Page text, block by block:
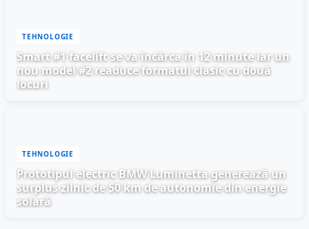
TEHNOLOGIE
Smart #1 facelift se va încărca în 12 minute iar un
nou model #2 readuce formatul clasic cu două
locuri
TEHNOLOGIE
Prototipul electric BMW Luminetta generează un
surplus zilnic de 50 km de autonomie din energie
solară